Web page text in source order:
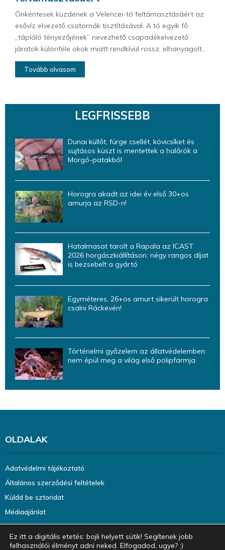
Önkéntesek küzdenek a Velencei-tó feltámasztásáért az
esővíz elvezető csatornák tisztításával. A tó egyik fő
„tápláló tényezőjének” nevezhető csapadékelvezető
járatok különféle okok miatt rendkívül rossz, elhanyagolt...
Tovább olvasom
LEGFRISSEBB
Dunai küllőt, fürge csellét, kövicsíket és
sujtásos küszt is mentettek a halőrök a
Morgó-patakból
Horogra akadt az idei év első 30+os
amurja az RSD-n!
Hatalmasat tarolt a Rapala az ICAST
2026 horgászkiállításon: négy rangos díjat
is bezsebelt a gyártó
Egyméteres, 26+os amurt sikerült horogra
csalni Ráckevén!
Történelmi győzelem az állatvédelemben:
nem épül meg a világ első polipfarmja
OLDALAK
Adatvédelmi tájékoztató
Általános szerződési feltételek
Küldd be sztoridat
Médiaajánlat
Ez itt a digitális etetés: bojli helyett sütik! Segítenek jobb
felhasználói élményt adni neked. Elfogadod, ugye? :)